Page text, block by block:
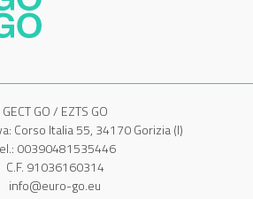
GECT GO / EZTS GO
Corso Italia 55, 34170 Gorizia (I)
00390481535446
C.F. 91036160314
info@euro-go.eu